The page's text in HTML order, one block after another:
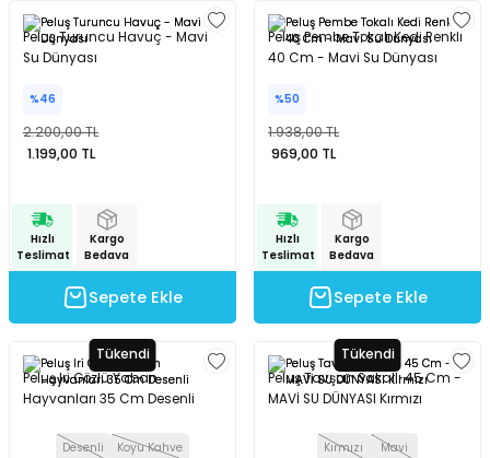
Peluş Turuncu Havuç - Mavi
Su Dünyası
%46
2.200,00 TL
1.199,00 TL
Hızlı
Teslimat
Kargo
Bedava
Sepete Ekle
Peluş Pembe Tokalı Kedi Renkli
40 Cm - Mavi Su Dünyası
%50
1.938,00 TL
969,00 TL
Hızlı
Teslimat
Kargo
Bedava
Sepete Ekle
Tükendi
Peluş Iri Gözlü Yaban
Hayvanları 35 Cm Desenli
Desenli Koyu Kahve
Tükendi
Peluş Tavşan Sakallı 45 Cm -
MAVİ SU DÜNYASI Kırmızı
Kırmızı Mavi